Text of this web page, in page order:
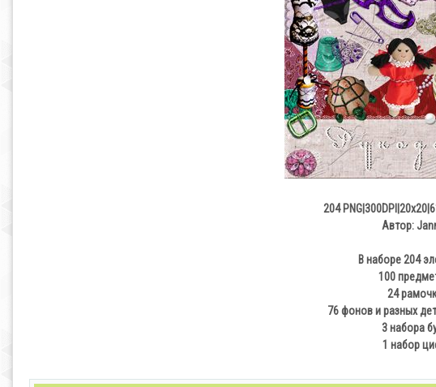
204
Автор:
В наборе 204
100
24
76 фонов и разных
3 набора
1 набор